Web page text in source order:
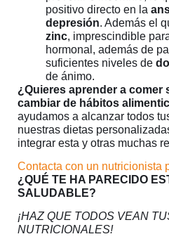
positivo directo en la
depresión. Además el
zinc, imprescindible
hormonal, además de
suficientes niveles de
de ánimo.
¿Quieres aprender a comer
cambiar de hábitos
ayudamos a alcanzar todos
nuestras dietas
integrar esta y otras muchas
Contacta con un nutricionista
¿QUÉ TE HA PARECIDO
SALUDABLE?
¡HAZ QUE TODOS VEAN
NUTRICIONALES!